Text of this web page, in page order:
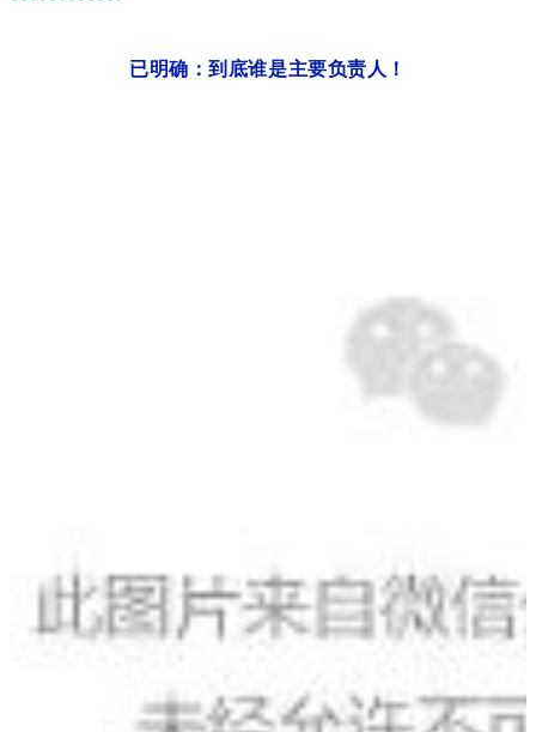
已明确：到底谁是主要负责人！